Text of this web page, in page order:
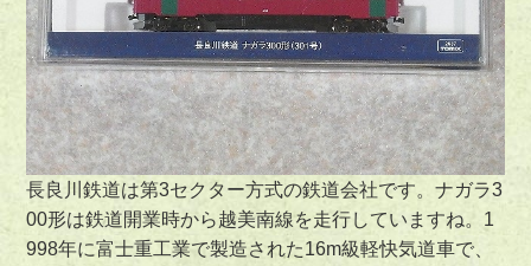
長良川鉄道は第3セクター方式の鉄道会社です。ナガラ3
00形は鉄道開業時から越美南線を走行していますね。1
998年に富士重工業で製造された16m級軽快気道車で、